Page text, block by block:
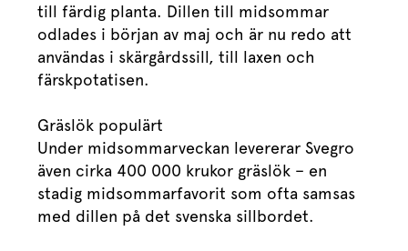
till färdig planta. Dillen till midsommar
odlades i början av maj och är nu redo att
användas i skärgårdssill, till laxen och
färskpotatisen.
Gräslök populärt
Under midsommarveckan levererar Svegro
även cirka 400 000 krukor gräslök – en
stadig midsommarfavorit som ofta samsas
med dillen på det svenska sillbordet.